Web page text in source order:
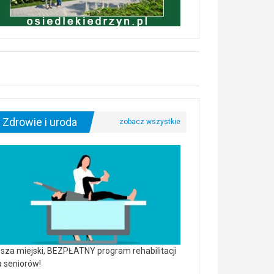
Zdrowie i uroda
miejski, BEZPŁATNY program rehabilitacji
seniorów!